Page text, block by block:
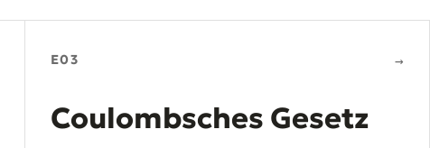
E03 →
Coulombsches Gesetz